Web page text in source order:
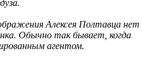
Алексея Полтавца нет
Обычно так бывает, когда
агентом.